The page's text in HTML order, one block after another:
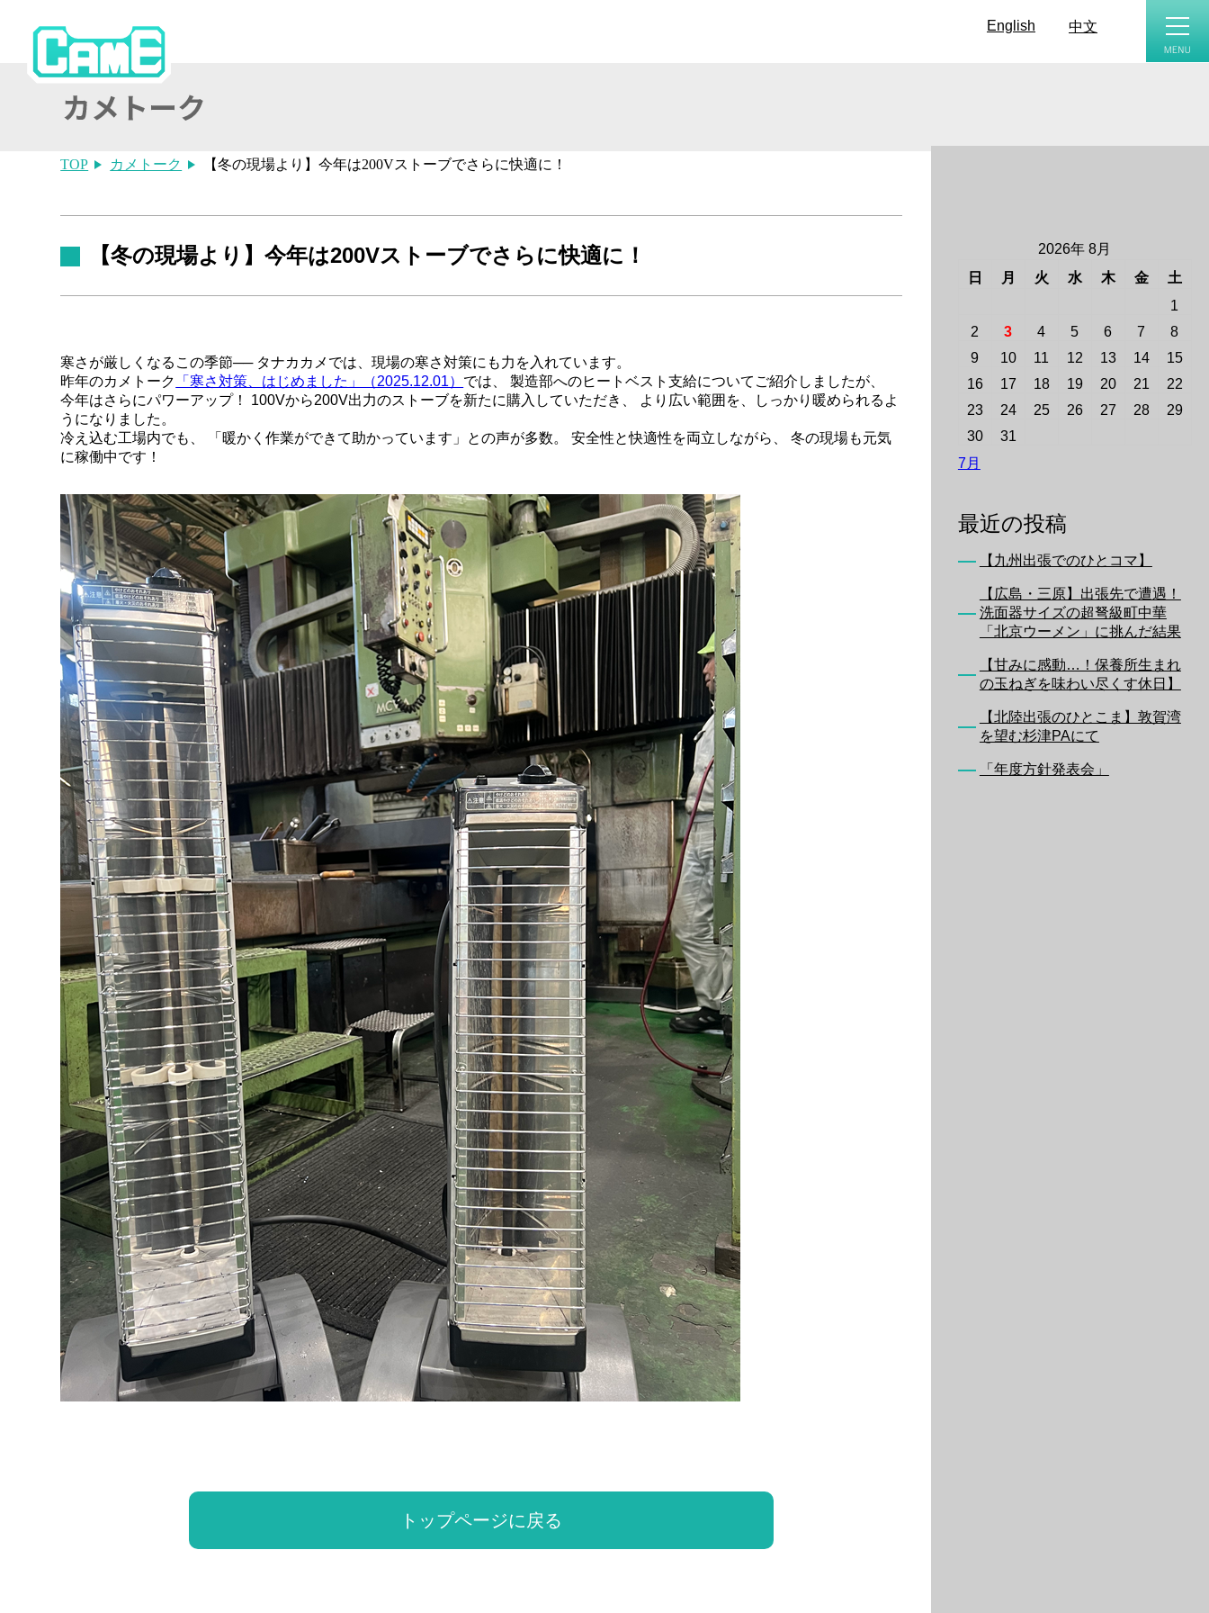
中文
English
TOP カメトーク 【冬の現場より】今年は200Vストーブでさらに快適に！
【冬の現場より】今年は200Vストーブでさらに快適に！
寒さが厳しくなるこの季節── タナカカメでは、現場の寒さ対策にも力を入れています。
昨年のカメトーク
「寒さ対策、はじめました」（2025.12.01） では、 製造部へのヒートベスト支給についてご紹介しましたが、
今年はさらにパワーアップ！ 100Vから200V出力のストーブを新たに購入していただき、 より広い範囲を、しっかり暖められるよ
うになりました。
冷え込む工場内でも、 「暖かく作業ができて助かっています」との声が多数。 安全性と快適性を両立しながら、 冬の現場も元気
に稼働中です！
トップページに戻る
2026年 8月
日
月 火 水 木 金
土
1
2
3 4 5 6 7
8
9
10 11 12 13 14
15
16
17 18 19 20 21
22
23
24 25 26 27 28
29
30
31
7月
最近の投稿
【九州出張でのひとコマ】
【広島・三原】出張先で遭遇！
洗面器サイズの超弩級町中華
「北京ウーメン」に挑んだ結果
【甘みに感動…！保養所生まれ
の玉ねぎを味わい尽くす休日】
【北陸出張のひとこま】敦賀湾
を望む杉津PAにて
「年度方針発表会」